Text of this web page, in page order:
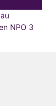
NPO 3